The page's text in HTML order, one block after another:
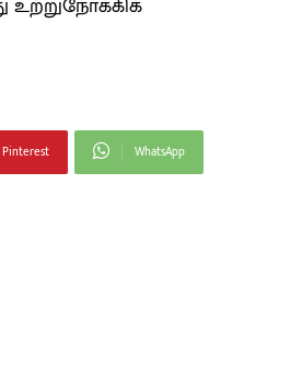
உற்றுநோக்கிக்
Pinterest WhatsApp